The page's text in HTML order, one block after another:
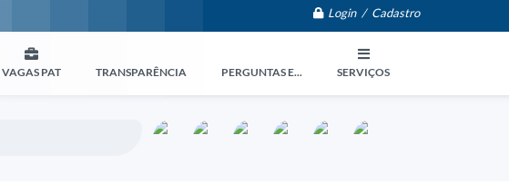
Login / Cadastro
VAGAS PAT TRANSPARÊNCIA PERGUNTAS E... SERVIÇOS